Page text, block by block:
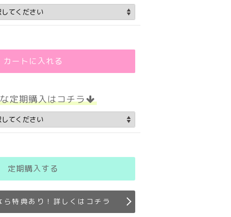
カートに入れる
定期購入はコチラ
定期購入する
ら特典あり！詳しくはコチラ